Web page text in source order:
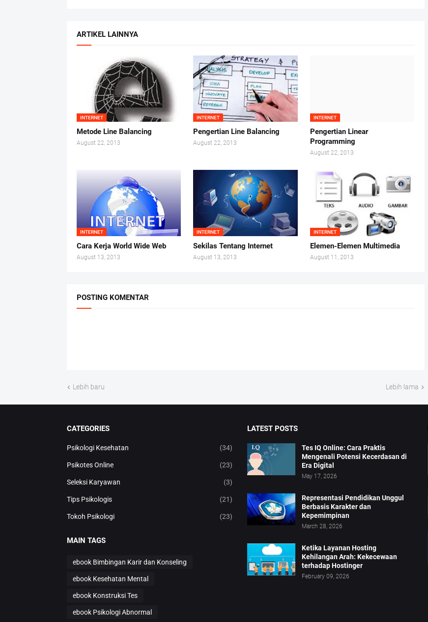
ARTIKEL LAINNYA
INTERNET
Metode Line Balancing
August 22, 2013
INTERNET
Pengertian Line Balancing
August 22, 2013
INTERNET
Pengertian Linear
Programming
August 22, 2013
INTERNET
Cara Kerja World Wide Web
August 13, 2013
INTERNET
Sekilas Tentang Internet
August 13, 2013
INTERNET
Elemen-Elemen Multimedia
August 11, 2013
POSTING KOMENTAR
Lebih baru Lebih lama
CATEGORIES
Psikologi Kesehatan (34)
Psikotes Online (23)
Seleksi Karyawan (3)
Tips Psikologis (21)
Tokoh Psikologi (23)
MAIN TAGS
ebook Bimbingan Karir dan Konseling
ebook Kesehatan Mental
ebook Konstruksi Tes
ebook Psikologi Abnormal
LATEST POSTS
Tes IQ Online: Cara Praktis
Mengenali Potensi Kecerdasan di
Era Digital
May 17, 2026
Representasi Pendidikan Unggul
Berbasis Karakter dan
Kepemimpinan
March 28, 2026
Ketika Layanan Hosting
Kehilangan Arah: Kekecewaan
terhadap Hostinger
February 09, 2026